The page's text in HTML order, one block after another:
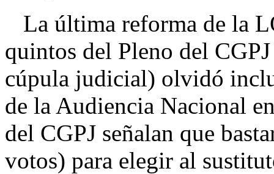
La última reforma de la
quintos del Pleno del
cúpula judicial) olvidó
de la Audiencia Nacional
del CGPJ señalan que
votos) para elegir al